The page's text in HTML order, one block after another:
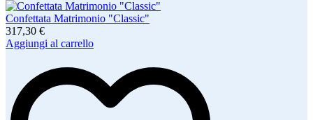
Confettata Matrimonio "Classic"
317,30 €
Aggiungi al carrello